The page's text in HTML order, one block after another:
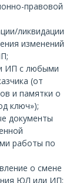
правовой
ликвидации
изменений
ИП с любыми
(от
и памятки о
ключ»);
документы
работы по
о смене
ЮЛ или ИП;